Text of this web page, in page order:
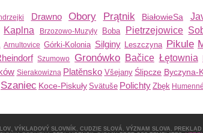
Drawno Obory Prątnik BiałowieSa
Kaplna Brzozowo-Muzyły Boba Pietrzejowice
Arnultovice Górki-Kolonia Silginy Leszczyna Pikule
Szumowo Gronówko Bačice Łętownia
Sierakowizna Platěnsko Všejany Ślipcze Byczyna-
Szaniec Koce-Piskuły Svätuše Polichty Zbęk Humenné
, VÝKLADOVÝ SLOVNÍK , CUDZIE SLOVÁ , VÝZNAM SLOVA , PREKLAD